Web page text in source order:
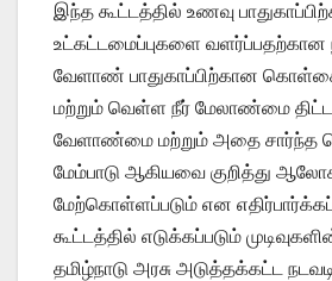
இந்த கூட்டத்தில் உணவு
உட்கட்டமைப்புகளை வளர்ப்பதற்கான
வேளாண் பாதுகாப்பிற்கான
மற்றும் வெள்ள நீர் மேலாண்மை
வேளாண்மை மற்றும் அதை சார்ந்த
மேம்பாடு ஆகியவை குறித்து
மேற்கொள்ளப்படும் என
கூட்டத்தில் எடுக்கப்படும்
தமிழ்நாடு அரசு அடுத்தக்கட்ட